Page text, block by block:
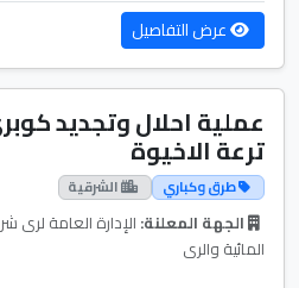
عرض التفاصيل
ترعة الاخيوة
طرق وكباري الشرقية
الجهة المعلنة: الإدارة العامة لرى
المائية والرى